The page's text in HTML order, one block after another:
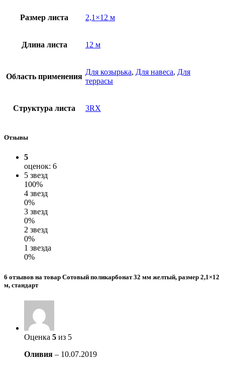
Размер листа 2,1×12 м
Длина листа 12 м
Область применения
Для козырька, Для навеса, Для
террасы
Структура листа 3RX
Отзывы
5
оценок: 6
5 звезд
100%
4 звезд
0%
3 звезд
0%
2 звезд
0%
1 звезда
0%
6 отзывов на товар Сотовый поликарбонат 32 мм желтый, размер 2,1×12
м, стандарт
Оценка 5 из 5
Оливия – 10.07.2019